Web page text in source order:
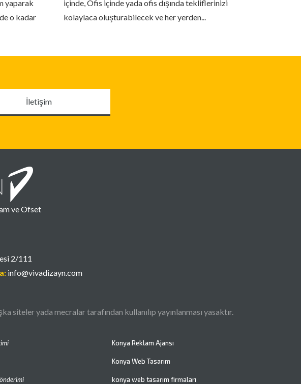
yaparak
o kadar
içinde, Ofis içinde yada ofis dışında tekliflerinizi
kolaylaca oluşturabilecek ve her yerden...
İletişim
ve Ofset
2/111
info@vivadizayn.com
siteler yada mecralar tarafından kullanılıp yayınlanması yasaktır.
Konya Reklam Ajansı
Konya Web Tasarım
konya web tasarım firmaları